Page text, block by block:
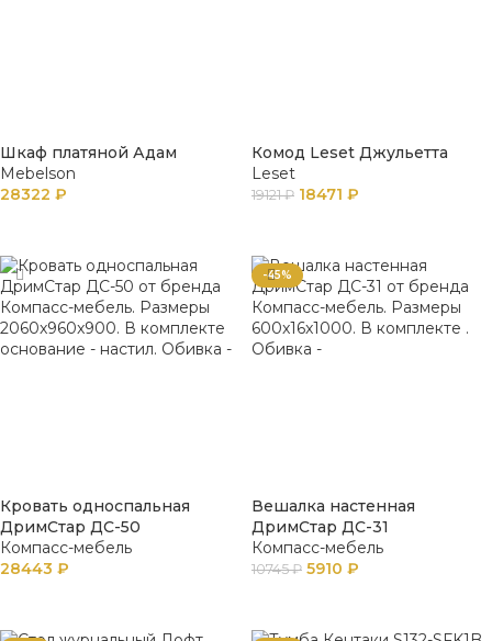
Шкаф платяной Адам
Mebelson
28322 ₽
Комод Leset Джульетта
Leset
19121₽ 18471 ₽
Кровать односпальная
ДримСтар ДС-50
Компасс-мебель
28443 ₽
-45%
Вешалка настенная
ДримСтар ДС-31
Компасс-мебель
10745₽ 5910 ₽